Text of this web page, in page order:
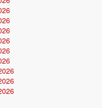
Tử Hỏa
sinh trong Vận 9 Cửu Tử
bản mệnh, người này được
lĩnh vực danh vọng, công